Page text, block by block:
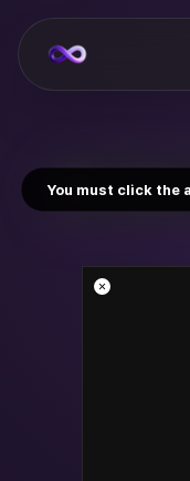
You must click the